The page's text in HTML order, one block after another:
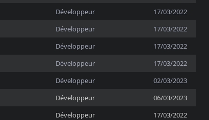
Développeur
17/03/2022
Développeur
17/03/2022
Développeur
17/03/2022
Développeur
17/03/2022
Développeur
02/03/2023
Développeur
06/03/2023
Développeur
17/03/2022